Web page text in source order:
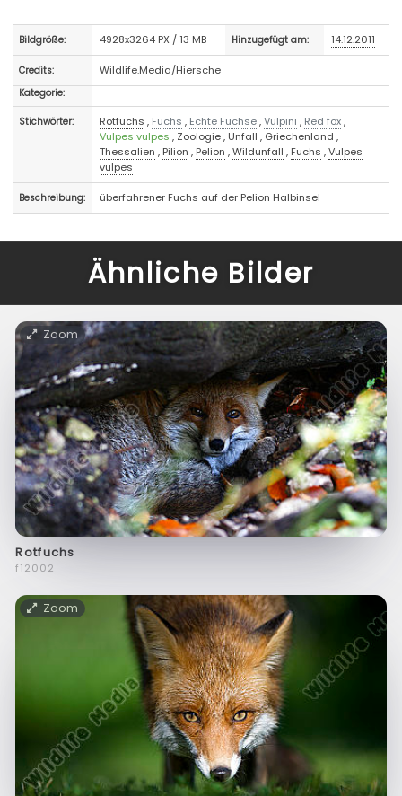
Bildgröße: 4928x3264 PX / 13 MB Hinzugefügt am: 14.12.2011
Credits: Wildlife.Media/Hiersche
Kategorie:
Stichwörter: Rotfuchs , Fuchs , Echte Füchse,Vulpini , Red fox,
Vulpes vulpes , Zoologie, Unfall , Griechenland ,
Thessalien , Pilion , Pelion ,Wildunfall , Fuchs ,Vulpes
vulpes
Beschreibung: überfahrener Fuchs auf der Pelion Halbinsel
Ähnliche Bilder
Zoom
Rotfuchs
f12002
Zoom